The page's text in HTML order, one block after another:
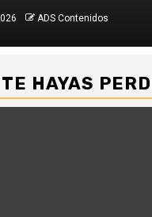
ADS Contenidos
HAYAS